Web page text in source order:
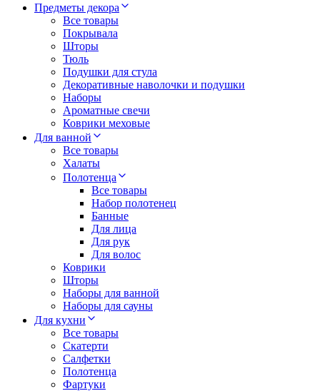
Предметы декора
Все товары
Покрывала
Шторы
Тюль
Подушки для стула
Декоративные наволочки и подушки
Наборы
Ароматные свечи
Коврики меховые
Для ванной
Все товары
Халаты
Полотенца
Все товары
Набор полотенец
Банные
Для лица
Для рук
Для волос
Коврики
Шторы
Наборы для ванной
Наборы для сауны
Для кухни
Все товары
Скатерти
Салфетки
Полотенца
Фартуки